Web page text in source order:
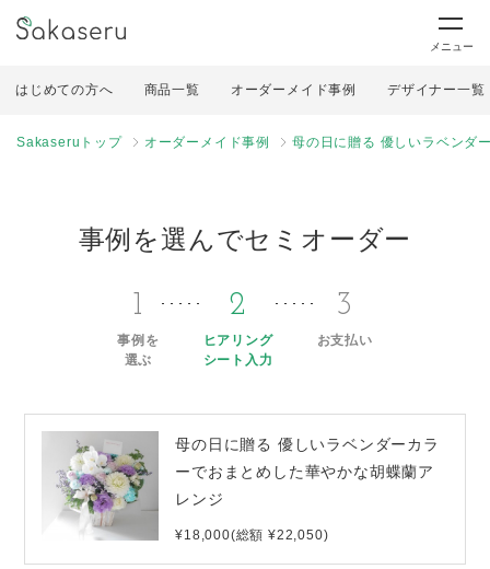
メニュー
はじめての方へ 商品一覧 オーダーメイド事例 デザイナー一覧
Sakaseruトップ オーダーメイド事例 母の日に贈る 優しいラベンダ
事例を選んでセミオーダー
1
事例を
選ぶ
2
ヒアリング
シート入力
3
お支払い
母の日に贈る 優しいラベンダーカラ
ーでおまとめした華やかな胡蝶蘭ア
レンジ
¥18,000(総額 ¥22,050)